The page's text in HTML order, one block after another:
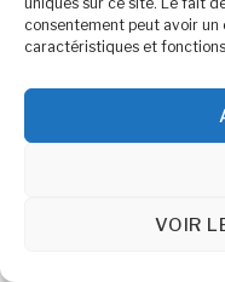
consentement peut avoir
caractéristiques et
VOIR
©